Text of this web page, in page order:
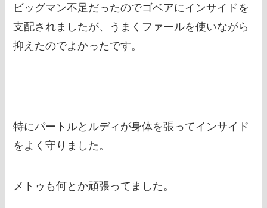
ビッグマン不足だったのでゴベアにインサイドを
支配されましたが、うまくファールを使いながら
抑えたのでよかったです。
特にパートルとルディが身体を張ってインサイド
をよく守りました。
メトゥも何とか頑張ってました。